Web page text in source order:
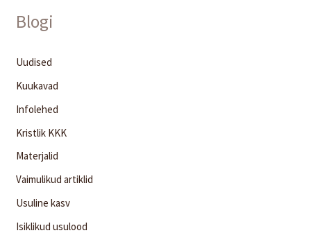
Blogi
Uudised
Kuukavad
Infolehed
Kristlik KKK
Materjalid
Vaimulikud artiklid
Usuline kasv
Isiklikud usulood